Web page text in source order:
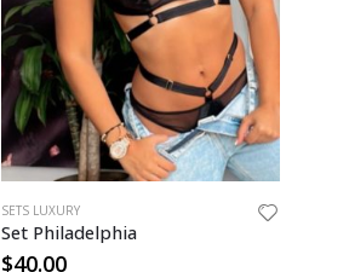
SETS LUXURY
Set Philadelphia
$40.00